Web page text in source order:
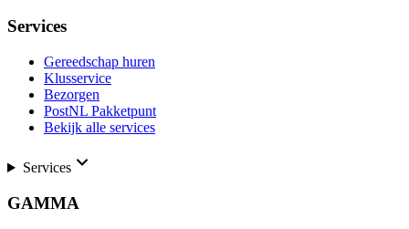
Services
Gereedschap huren
Klusservice
Bezorgen
PostNL Pakketpunt
Bekijk alle services
Services
GAMMA